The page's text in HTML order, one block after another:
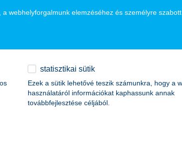
a K&H legújabb digitális innovációja, a digitális
kötni, ami nemcsak Magyarországon,
webhelyforgalmunk elemzéséhez és személyre
statisztikai sütik
Ezek a sütik lehetővé teszik számunkra, hogy a
használatáról információkat kaphassunk annak
továbbfejlesztése céljából.